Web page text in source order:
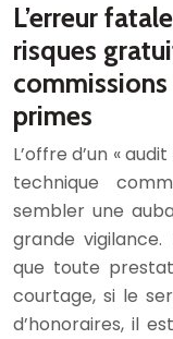
L’erreur
risques
primes
L’offre d’un «
technique
sembler une
grande
que toute
courtage, si le
d’honoraires, il